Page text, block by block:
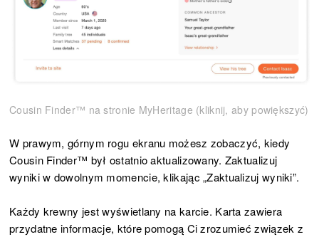
Cousin Finder™ na stronie MyHeritage (kliknij, aby powiększyć)
W prawym, górnym rogu ekranu możesz zobaczyć, kiedy
Cousin Finder™ był ostatnio aktualizowany. Zaktualizuj
wyniki w dowolnym momencie, klikając „Zaktualizuj wyniki”.
Każdy krewny jest wyświetlany na karcie. Karta zawiera
przydatne informacje, które pomogą Ci zrozumieć związek z